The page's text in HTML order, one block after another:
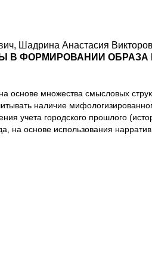
Шадрина Анастасия
В ФОРМИРОВАНИИ ОБРАЗА
основе множества смысловых
наличие
учета городского прошлого
на основе использования